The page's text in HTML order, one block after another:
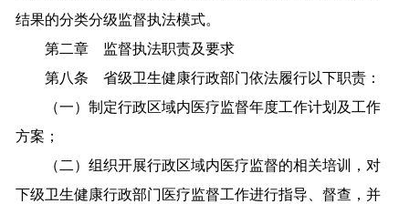
结果的分类分级监督执法模式。
第二章 监督执法职责及要求
第八条 省级卫生健康行政部门依法履行以下职责：
（一）制定行政区域内医疗监督年度工作计划及工作
方案；
（二）组织开展行政区域内医疗监督的相关培训，对
下级卫生健康行政部门医疗监督工作进行指导、督查，并